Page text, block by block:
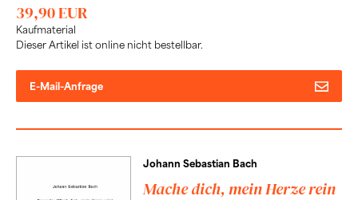
39,90 EUR
Kaufmaterial
Dieser Artikel ist online nicht bestellbar.
E-Mail-Anfrage
Johann Sebastian Bach
Mache dich, mein Herze rein